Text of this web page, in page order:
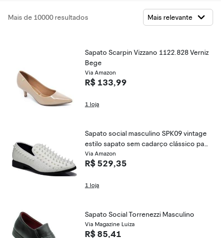
Mais de 10000 resultados
Sapato Scarpin Vizzano 1122.828 Verniz
Bege
Via Amazon
R$ 133,99
1 loja
Sapato social masculino SPK09 vintage
estilo sapato sem cadarço clássico par
a smoking, , 9.5
Via Amazon
R$ 529,35
1 loja
Sapato Social Torrenezzi Masculino
Via Magazine Luiza
R$ 85,41